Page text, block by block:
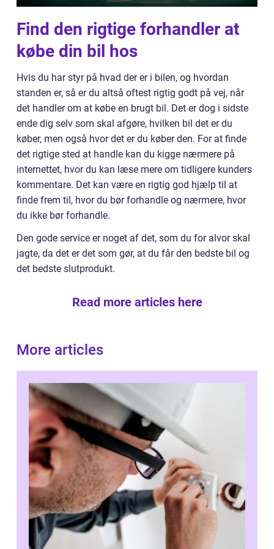
Find den rigtige forhandler at
købe din bil hos
Hvis du har styr på hvad der er i bilen, og hvordan
standen er, så er du altså oftest rigtig godt på vej, når
det handler om at købe en brugt bil. Det er dog i sidste
ende dig selv som skal afgøre, hvilken bil det er du
køber, men også hvor det er du køber den. For at finde
det rigtige sted at handle kan du kigge nærmere på
internettet, hvor du kan læse mere om tidligere kunders
kommentare. Det kan være en rigtig god hjælp til at
finde frem til, hvor du bør forhandle og nærmere, hvor
du ikke bør forhandle.
Den gode service er noget af det, som du for alvor skal
jagte, da det er det som gør, at du får den bedste bil og
det bedste slutprodukt.
Read more articles here
More articles